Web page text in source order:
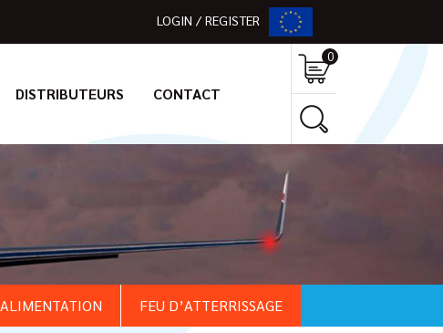
LOGIN / REGISTER
DISTRIBUTEURS CONTACT
0
FEU D’ATTERRISSAGE